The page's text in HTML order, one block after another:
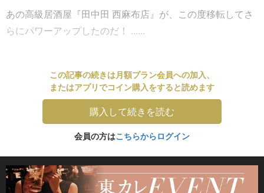
あの高級居酒屋『田中田 西麻布店』が、この度移転してさ
らにパワーアップしたのだ！ ......
この記事の続きは月額プラン会員への加入、
またはアプリでコイン購入をすると読めます
購入して続きを読む
会員の方はこちらからログイン